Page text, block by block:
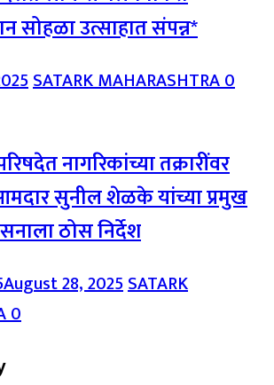
सोहळा उत्साहात संपन्न*
SATARK MAHARASHTRA0
नागरिकांच्या तक्रारींवर
सुनील शेळके यांच्या प्रमुख
ठोस निर्देश
August 28, 2025SATARK
0